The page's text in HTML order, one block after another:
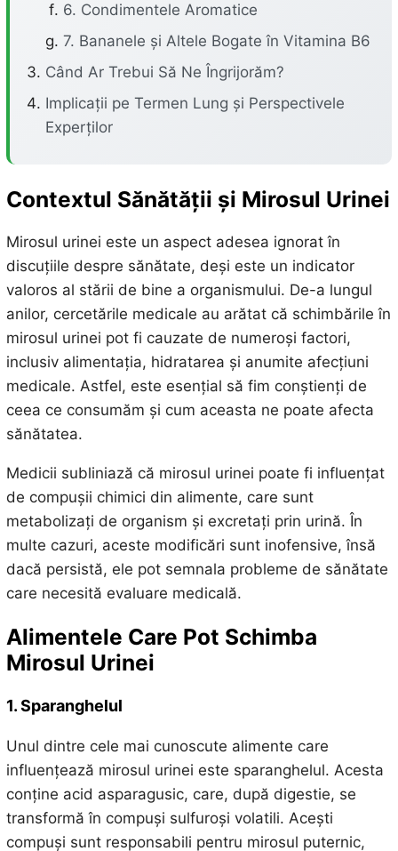
6. Condimentele Aromatice
7. Bananele și Altele Bogate în Vitamina B6
Când Ar Trebui Să Ne Îngrijorăm?
Implicații pe Termen Lung și Perspectivele
Experților
Contextul Sănătății și Mirosul Urinei
Mirosul urinei este un aspect adesea ignorat în
discuțiile despre sănătate, deși este un indicator
valoros al stării de bine a organismului. De-a lungul
anilor, cercetările medicale au arătat că schimbările în
mirosul urinei pot fi cauzate de numeroși factori,
inclusiv alimentația, hidratarea și anumite afecțiuni
medicale. Astfel, este esențial să fim conștienți de
ceea ce consumăm și cum aceasta ne poate afecta
sănătatea.
Medicii subliniază că mirosul urinei poate fi influențat
de compușii chimici din alimente, care sunt
metabolizați de organism și excretați prin urină. În
multe cazuri, aceste modificări sunt inofensive, însă
dacă persistă, ele pot semnala probleme de sănătate
care necesită evaluare medicală.
Alimentele Care Pot Schimba
Mirosul Urinei
1. Sparanghelul
Unul dintre cele mai cunoscute alimente care
influențează mirosul urinei este sparanghelul. Acesta
conține acid asparagusic, care, după digestie, se
transformă în compuși sulfuroși volatili. Acești
compuși sunt responsabili pentru mirosul puternic,